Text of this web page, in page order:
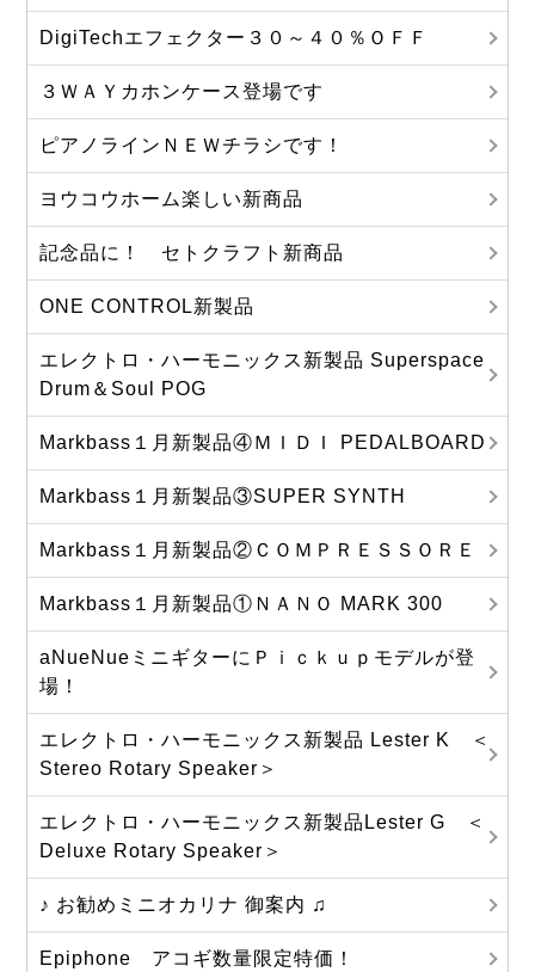
DigiTechエフェクター３０～４０％ＯＦＦ
３ＷＡＹカホンケース登場です
ピアノラインＮＥＷチラシです！
ヨウコウホーム楽しい新商品
記念品に！ セトクラフト新商品
ONE CONTROL新製品
エレクトロ・ハーモニックス新製品 Superspace
Drum＆Soul POG
Markbass１月新製品④ＭＩＤＩ PEDALBOARD
Markbass１月新製品③SUPER SYNTH
Markbass１月新製品②ＣＯＭＰＲＥＳＳＯＲＥ
Markbass１月新製品①ＮＡＮＯ MARK 300
aNueNueミニギターにＰｉｃｋｕｐモデルが登
場！
エレクトロ・ハーモニックス新製品 Lester K ＜
Stereo Rotary Speaker＞
エレクトロ・ハーモニックス新製品Lester G ＜
Deluxe Rotary Speaker＞
♪ お勧めミニオカリナ 御案内 ♫
Epiphone アコギ数量限定特価！